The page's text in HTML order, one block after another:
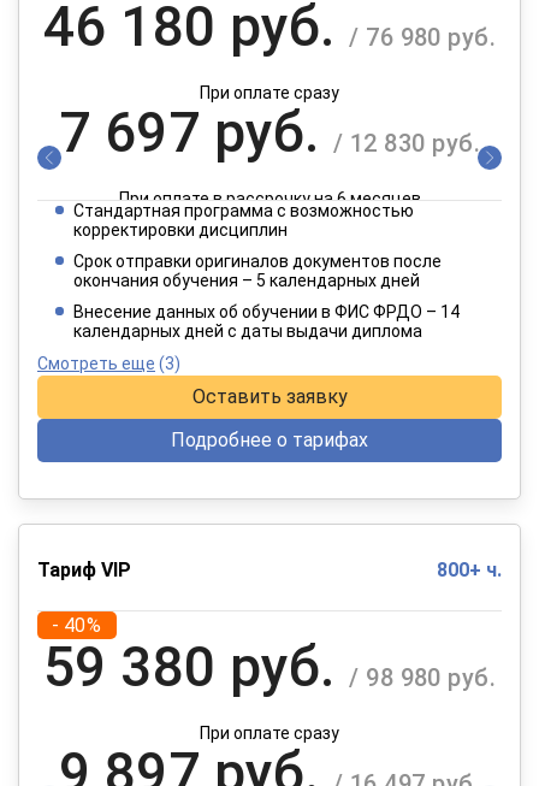
46 180 руб. / 76 980 руб.
При оплате сразу
7 697 руб. / 12 830 руб.
При оплате в рассрочку на 6 месяцев
3 849 руб.
При оплате в рассрочку на 12 месяцев
Стандартная программа с возможностью
корректировки дисциплин
Срок отправки оригиналов документов после
окончания обучения – 5 календарных дней
Внесение данных об обучении в ФИС ФРДО – 14
календарных дней с даты выдачи диплома
Смотреть еще (3)
Оставить заявку
Подробнее о тарифах
Тариф VIP 800+ ч.
- 40%
59 380 руб. / 98 980 руб.
При оплате сразу
9 897 руб.